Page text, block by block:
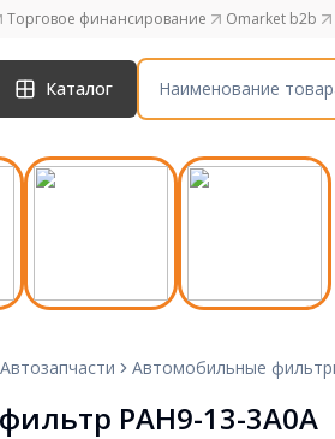
Торговое финансирование Omarket b2b
Каталог
Автозапчасти Автомобильные
PAH9-13-3A0A